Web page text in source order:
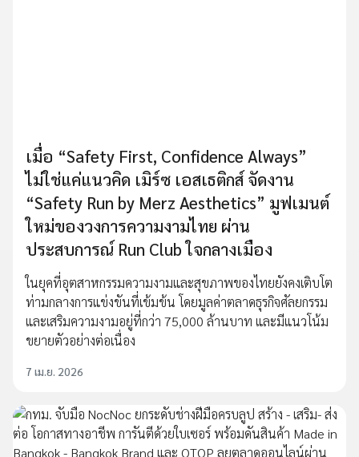
เมื่อ “Safety First, Confidence Always”
ไม่ใช่แค่แนวคิด เมิร์ซ เอสเธติกส์ จัดงาน
“Safety Run by Merz Aesthetics” มูฟเมนต์
ใหม่ของวงการความงามไทย ผ่าน
ประสบการณ์ Run Club ใจกลางเมือง
ในยุคที่อุตสาหกรรมความงามและสุขภาพของไทยยังคงเติบโต
ท่ามกลางการแข่งขันที่เข้มข้น โดยมูลค่าตลาดธุรกิจศัลยกรรม
และเสริมความงามอยู่ที่กว่า 75,000 ล้านบาท และมีแนวโน้ม
ขยายตัวอย่างต่อเนื่อง
7 เม.ย. 2026